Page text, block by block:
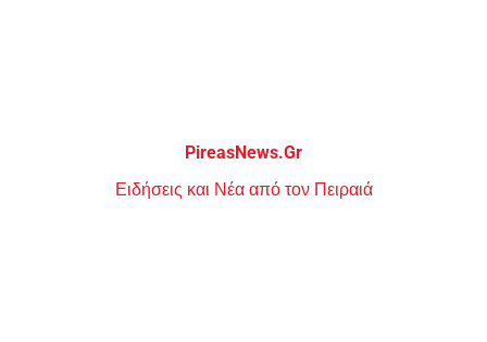
PireasNews.Gr
Ειδήσεις και Νέα από τον Πειραιά